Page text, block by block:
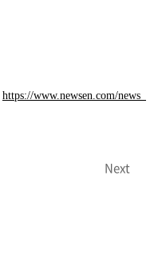
https://www.newsen.com/news_
Next